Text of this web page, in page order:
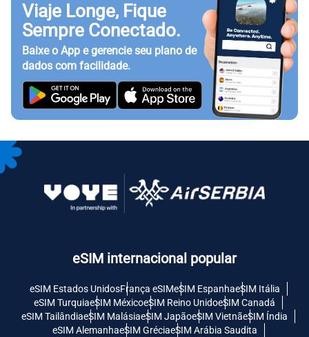
Viaje Longe, Fique
Sempre Conectado.
Baixe o App e gerencie seu plano de
dados com facilidade.
eSIM internacional popular
eSIM Estados UnidosFrança eSIMeSIM EspanhaeSIM Itália
eSIM TurquiaeSIM MéxicoeSIM Reino UnidoeSIM Canadá
eSIM TailândiaeSIM MalásiaeSIM JapãoeSIM VietnãeSIM Índia
eSIM AlemanhaeSIM GréciaeSIM Arábia Saudita